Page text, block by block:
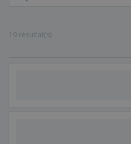
19 résultat(s)